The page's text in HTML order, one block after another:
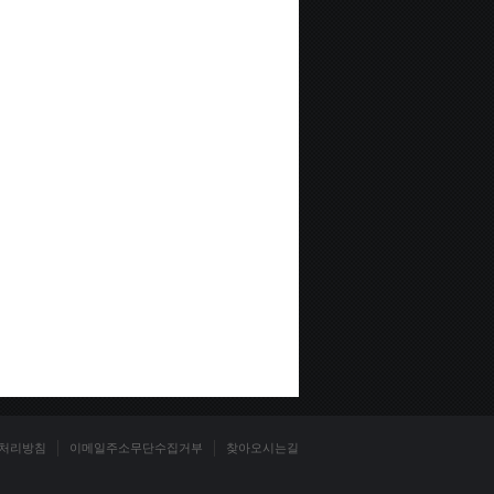
리방침 이메일주소무단수집거부 찾아오시는길